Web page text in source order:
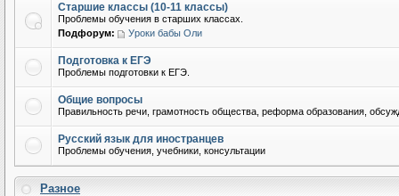
Старшие классы (10-11 классы)
Проблемы обучения в старших классах.
Подфорум:
Уроки бабы Оли
Подготовка к ЕГЭ
Проблемы подготовки к ЕГЭ.
Общие вопросы
Правильность речи, грамотность общества, реформа образования,
Русский язык для иностранцев
Проблемы обучения, учебники, консультации
Разное